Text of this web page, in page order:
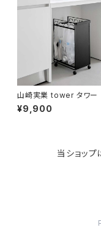
KIND BAG LONDON
tower
マザーズバッグ
パソコンケース
バッグアクセサリー
タオルハンガー
調理器具・調理小物
ディッシュラック
クッション・クッションカ
玄関収納
山崎実業 tower タワー
分別ダストワゴン 4分別
キッチン 分別 キャスター
¥9,900
当ショッ